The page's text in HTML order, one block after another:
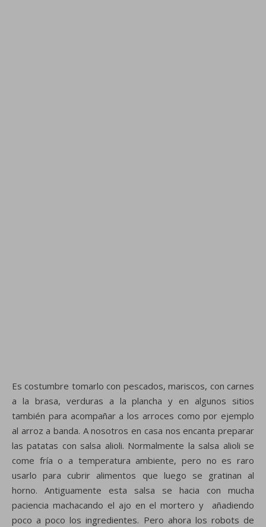
Es costumbre tomarlo con pescados, mariscos, con carnes
a la brasa, verduras a la plancha y en algunos sitios
también para acompañar a los arroces como por ejemplo
al arroz a banda. A nosotros en casa nos encanta preparar
las patatas con salsa alioli. Normalmente la salsa alioli se
come fría o a temperatura ambiente, pero no es raro
usarlo para cubrir alimentos que luego se gratinan al
horno. Antiguamente esta salsa se hacia con mucha
paciencia machacando el ajo en el mortero y añadiendo
poco a poco los ingredientes. Pero ahora los robots de